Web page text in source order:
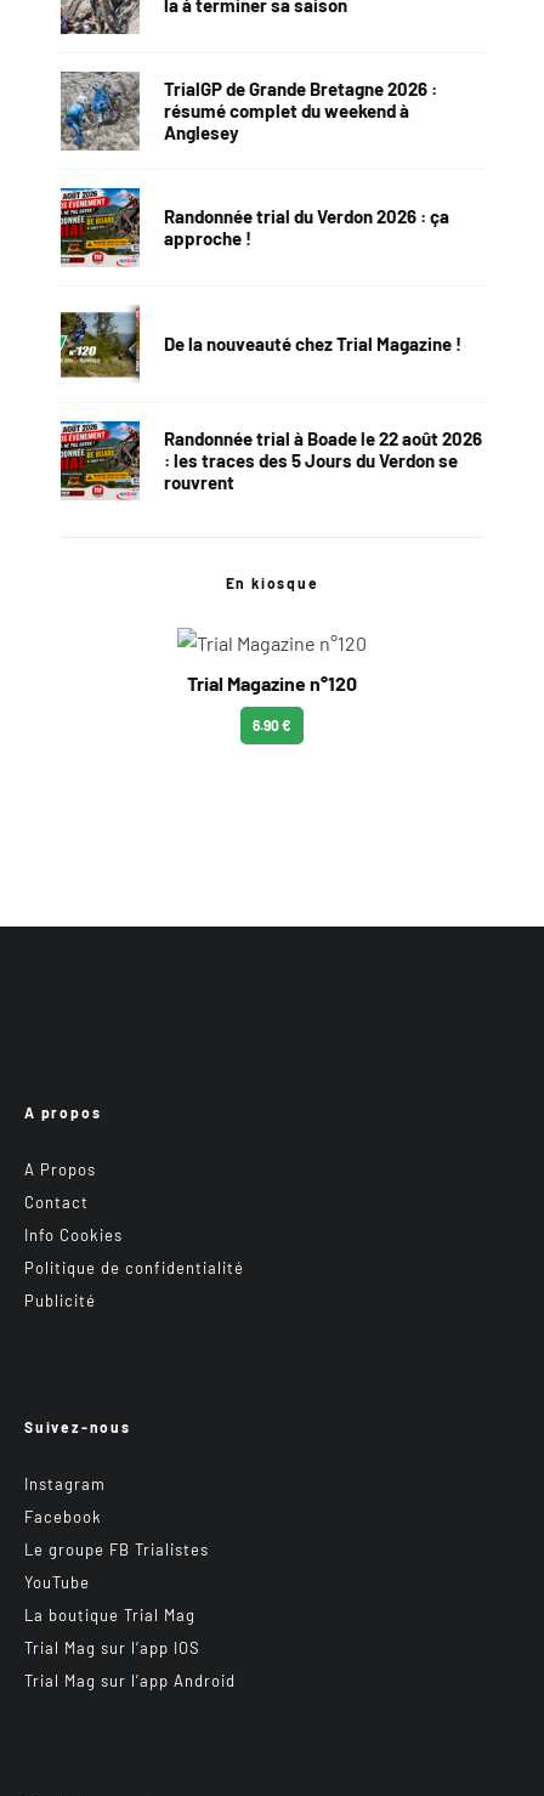
la à terminer sa saison
TrialGP de Grande Bretagne 2026 :
résumé complet du weekend à
Anglesey
Randonnée trial du Verdon 2026 : ça
approche !
De la nouveauté chez Trial Magazine !
Randonnée trial à Boade le 22 août 2026
: les traces des 5 Jours du Verdon se
rouvrent
En kiosque
Trial Magazine n°120
6.90 €
A propos
A Propos
Contact
Info Cookies
Politique de confidentialité
Publicité
Suivez-nous
Instagram
Facebook
Le groupe FB Trialistes
YouTube
La boutique Trial Mag
Trial Mag sur l’app IOS
Trial Mag sur l’app Android